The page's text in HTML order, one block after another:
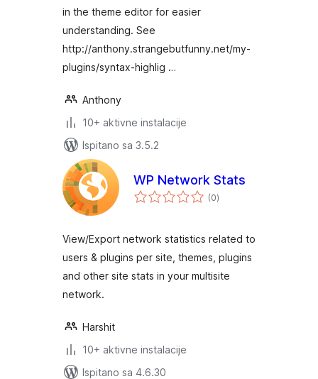
in the theme editor for easier
understanding. See
http://anthony.strangebutfunny.net/my-
plugins/syntax-highlig …
Anthony
10+ aktivne instalacije
Ispitano sa 3.5.2
WP Network Stats
(0ukupna
ocijena
)
View/Export network statistics related to
users & plugins per site, themes, plugins
and other site stats in your multisite
network.
Harshit
10+ aktivne instalacije
Ispitano sa 4.6.30